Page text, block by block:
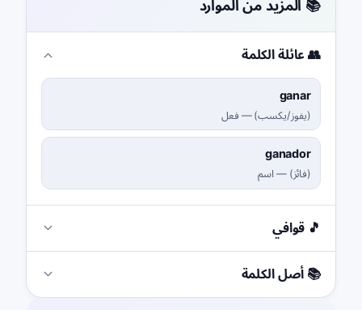
👥 عائلة الكلمة
ganar
(يفوز/يكسب)
—فعل
ganador
(فائز)
—اسم
🎵 قوافي
📚 أصل الكلمة